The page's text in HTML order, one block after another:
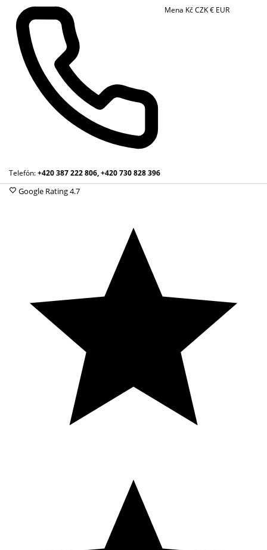
Telefón:+420 387 222 806, +420 730 828 396
Mena KčCZK€ EUR
Google Rating4.7